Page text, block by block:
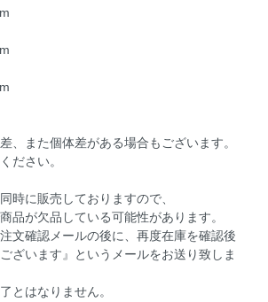
、また個体差がある場合もございます。
ださい。
時に販売しておりますので、
品が欠品している可能性があります。
文確認メールの後に、再度在庫を確認後
ざいます』というメールをお送り致しま
とはなりません。